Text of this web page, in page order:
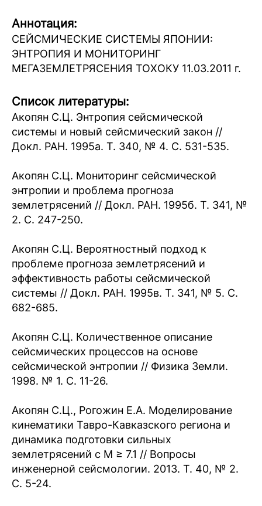
Аннотация:
СЕЙСМИЧЕСКИЕ СИСТЕМЫ ЯПОНИИ:
ЭНТРОПИЯ И МОНИТОРИНГ
МЕГАЗЕМЛЕТРЯСЕНИЯ ТОХОКУ 11.03.2011 г.
Список литературы:
Акопян С.Ц. Энтропия сейсмической
системы и новый сейсмический закон //
Докл. РАН. 1995а. Т. 340, № 4. С. 531-535.
Акопян С.Ц. Мониторинг сейсмической
энтропии и проблема прогноза
землетрясений // Докл. РАН. 1995б. Т. 341, №
2. С. 247-250.
Акопян С.Ц. Вероятностный подход к
проблеме прогноза землетрясений и
эффективность работы сейсмической
системы // Докл. РАН. 1995в. Т. 341, № 5. С.
682-685.
Акопян С.Ц. Количественное описание
сейсмических процессов на основе
сейсмической энтропии // Физика Земли.
1998. № 1. C. 11-26.
Акопян С.Ц., Рогожин Е.А. Моделирование
кинематики Тавро-Кавказского региона и
динамика подготовки сильных
землетрясений с М ≥ 7.1 // Вопросы
инженерной сейсмологии. 2013. Т. 40, № 2.
С. 5-24.